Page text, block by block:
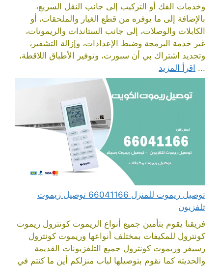
وخدمات الفك أو التركيب إلى جانب النقل السريع،
بالإضافة إلى ما يوفره من قطع الغيار والملحقات، أو
الكابلات والوصلات، إلى جانب الستاندات والريموتات،
غير خدمة البرمجة وضبط الإعدادات، وإزالة التشفير،
وتجديد اشتراك بي أن سبورت، وتوفير الأطباق اللاقطة،
... اقرأ المزيد
توصيل ريموت للمنزل 66041166 توصيل ريموت
تلفزيون
فريقنا يقوم بتأمين جميع أنواع الريموت كونترول ريموت
كونترول للمكيفات بمختلف أنواعها وريموت كونترول
رسيفر وريموت كونترول جميع التلفزيونات القديمة
والحديثة كما نقوم بتوصيلها لباب منزلكم أين ما كنتم في